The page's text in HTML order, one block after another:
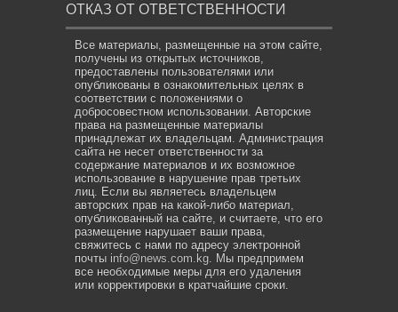
ОТКАЗ ОТ ОТВЕТСТВЕННОСТИ
Все материалы, размещенные на этом сайте,
получены из открытых источников,
предоставлены пользователями или
опубликованы в ознакомительных целях в
соответствии с положениями о
добросовестном использовании. Авторские
права на размещенные материалы
принадлежат их владельцам. Администрация
сайта не несет ответственности за
содержание материалов и их возможное
использование в нарушение прав третьих
лиц. Если вы являетесь владельцем
авторских прав на какой-либо материал,
опубликованный на сайте, и считаете, что его
размещение нарушает ваши права,
свяжитесь с нами по адресу электронной
почты info@news.com.kg . Мы предпримем
все необходимые меры для его удаления
или корректировки в кратчайшие сроки.